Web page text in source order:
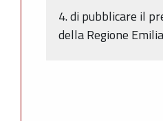
4. di pubblicare il
della Regione